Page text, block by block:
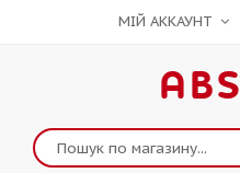
МІЙ АККАУНТ
ABS